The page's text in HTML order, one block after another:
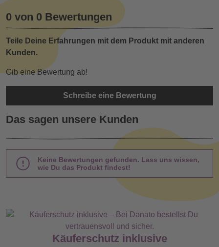
0 von 0 Bewertungen
Teile Deine Erfahrungen mit dem Produkt mit anderen
Kunden.
Gib eine Bewertung ab!
Schreibe eine Bewertung
Das sagen unsere Kunden
Keine Bewertungen gefunden. Lass uns wissen,
wie Du das Produkt findest!
Käuferschutz inklusive